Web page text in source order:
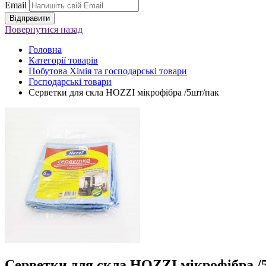
Email
Повернутися назад
Головна
Категорії товарів
Побутова Хімія та господарські товари
Господарські товари
Серветки для скла HOZZI мікрофібра /5шт/пак